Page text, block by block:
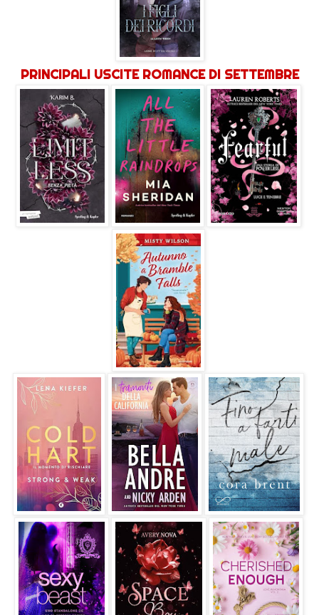
PRINCIPALI USCITE ROMANCE DI SETTEMBRE